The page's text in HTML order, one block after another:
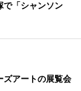
で「シャンソン
ズアートの展覧会